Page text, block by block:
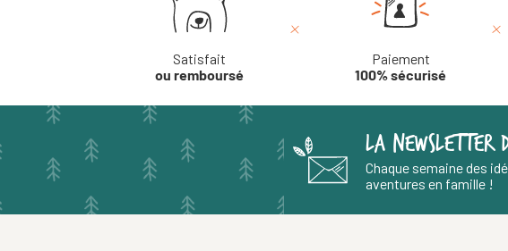
Satisfait
ou remboursé
Paiement
100% sécurisé
LA NEWSLETTER
Chaque semaine des
aventures en famille !